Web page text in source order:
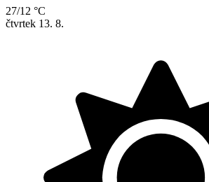
27/12 °C
čtvrtek 13. 8.